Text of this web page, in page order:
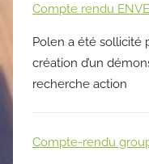
Compte rendu
Polen a été sollicité
création d’un
recherche action
Compte-rendu